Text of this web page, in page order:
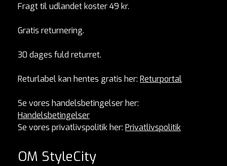
Fragt til udlandet koster 49 kr.
Gratis returnering.
30 dages fuld returret.
Returlabel kan hentes gratis her: Returportal
Se vores handelsbetingelser her:
Handelsbetingelser
Se vores privatlivspolitik her: Privatlivspolitik
OM StyleCity